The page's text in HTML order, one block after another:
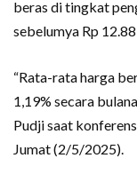
beras di tingkat
sebelumya Rp
“Rata-rata harga
1,19% secara
Pudji saat
Jumat (2/5/2025).